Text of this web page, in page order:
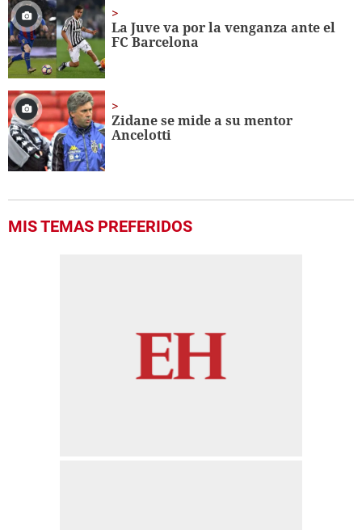
La Juve va por la venganza ante el
FC Barcelona
Zidane se mide a su mentor
Ancelotti
MIS TEMAS PREFERIDOS